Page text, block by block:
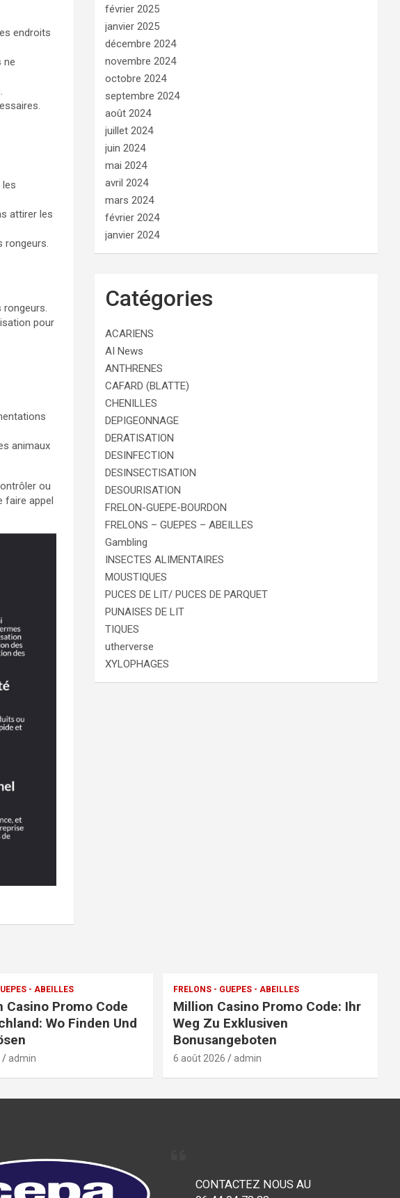
endroits
ne
attirer les
rongeurs.
pour
animaux
ou
faire appel
février 2025
janvier 2025
décembre 2024
novembre 2024
octobre 2024
septembre 2024
août 2024
juillet 2024
juin 2024
mai 2024
avril 2024
mars 2024
février 2024
janvier 2024
Catégories
ACARIENS
AI News
ANTHRENES
CAFARD (BLATTE)
CHENILLES
DEPIGEONNAGE
DERATISATION
DESINFECTION
DESINSECTISATION
DESOURISATION
FRELON-GUEPE-BOURDON
FRELONS – GUEPES – ABEILLES
Gambling
INSECTES ALIMENTAIRES
MOUSTIQUES
PUCES DE LIT/ PUCES DE PARQUET
PUNAISES DE LIT
TIQUES
utherverse
XYLOPHAGES
- ABEILLES
Casino Promo Code
Wo Finden Und
admin
FRELONS - GUEPES - ABEILLES
Million Casino Promo Code: Ihr
Weg Zu Exklusiven
Bonusangeboten
6 août 2026 admin
CONTACTEZ NOUS AU